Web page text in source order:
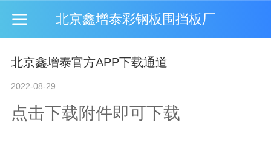
北京鑫增泰彩钢板围挡板厂
北京鑫增泰官方APP下载通道
2022-08-29
点击下载附件即可下载